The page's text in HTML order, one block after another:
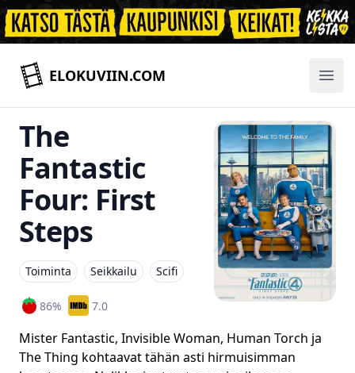
ELOKUVIIN.COM
The
Fantastic
Four: First
Steps
Toiminta Seikkailu Scifi
86% 7.0
Mister Fantastic, Invisible Woman, Human Torch ja
The Thing kohtaavat tähän asti hirmuisimman